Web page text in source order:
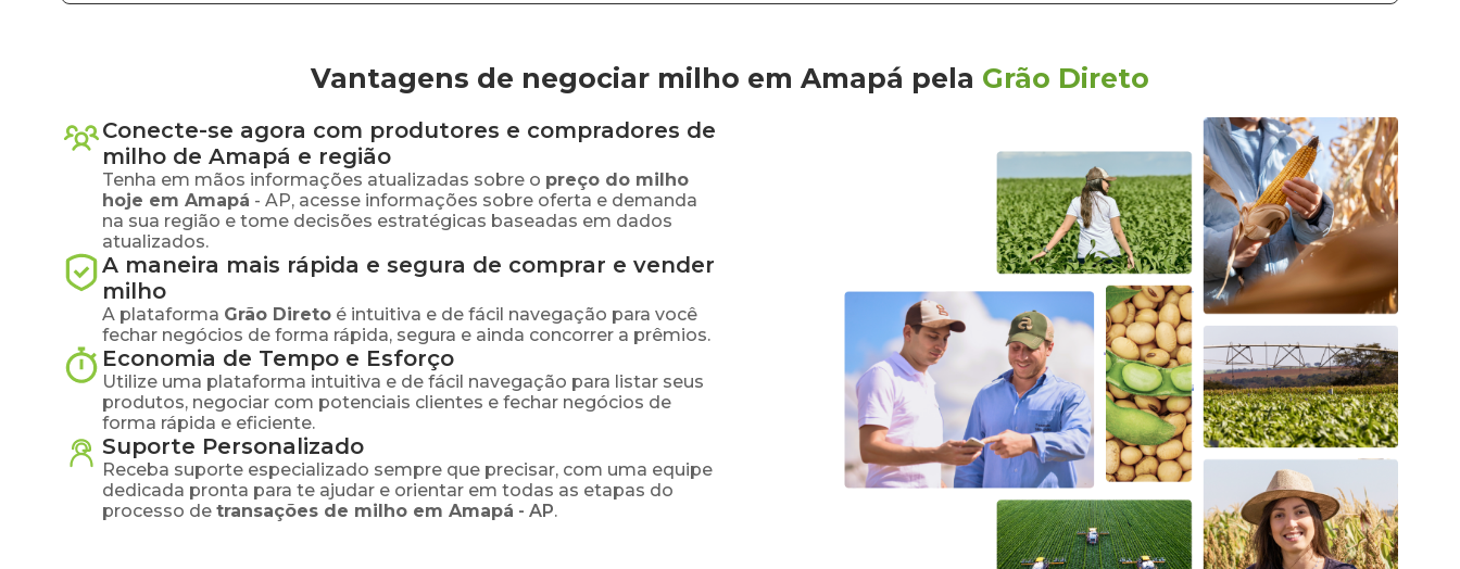
Vantagens de negociar milho em Amapá pela Grão Direto
Conecte-se agora com produtores e compradores de
milho de Amapá e região
Tenha em mãos informações atualizadas sobre o preço do milho
hoje em Amapá - AP, acesse informações sobre oferta e demanda
na sua região e tome decisões estratégicas baseadas em dados
atualizados.
A maneira mais rápida e segura de comprar e vender
milho
A plataforma Grão Direto é intuitiva e de fácil navegação para você
fechar negócios de forma rápida, segura e ainda concorrer a prêmios.
Economia de Tempo e Esforço
Utilize uma plataforma intuitiva e de fácil navegação para listar seus
produtos, negociar com potenciais clientes e fechar negócios de
forma rápida e eficiente.
Suporte Personalizado
Receba suporte especializado sempre que precisar, com uma equipe
dedicada pronta para te ajudar e orientar em todas as etapas do
processo de transações de milho em Amapá - AP.